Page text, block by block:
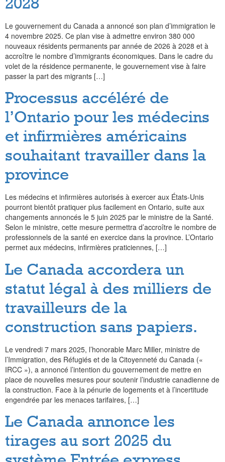
Le gouvernement du Canada a annoncé son plan d’immigration le
4 novembre 2025. Ce plan vise à admettre environ 380 000
nouveaux résidents permanents par année de 2026 à 2028 et à
accroître le nombre d’immigrants économiques. Dans le cadre du
volet de la résidence permanente, le gouvernement vise à faire
passer la part des migrants […]
Processus accéléré de
l’Ontario pour les médecins
et infirmières américains
souhaitant travailler dans la
province
Les médecins et infirmières autorisés à exercer aux États-Unis
pourront bientôt pratiquer plus facilement en Ontario, suite aux
changements annoncés le 5 juin 2025 par le ministre de la Santé.
Selon le ministre, cette mesure permettra d’accroître le nombre de
professionnels de la santé en exercice dans la province. L’Ontario
permet aux médecins, infirmières praticiennes, […]
Le Canada accordera un
statut légal à des milliers de
travailleurs de la
construction sans papiers.
Le vendredi 7 mars 2025, l’honorable Marc Miller, ministre de
l’Immigration, des Réfugiés et de la Citoyenneté du Canada («
IRCC »), a annoncé l’intention du gouvernement de mettre en
place de nouvelles mesures pour soutenir l’industrie canadienne de
la construction. Face à la pénurie de logements et à l’incertitude
engendrée par les menaces tarifaires, […]
Le Canada annonce les
tirages au sort 2025 du